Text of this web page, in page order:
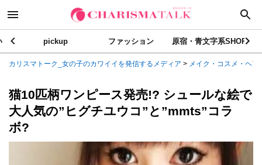
pickup ファッション 原宿・青文字系SHOP
カリスマトーク_女の子のカワイイを発信するメディア > メイク・コスメ・ヘア
猫10匹柄ワンピース発売!? シュールな絵で
大人気の”ヒグチユウコ”と”mmts”コラ
ボ?